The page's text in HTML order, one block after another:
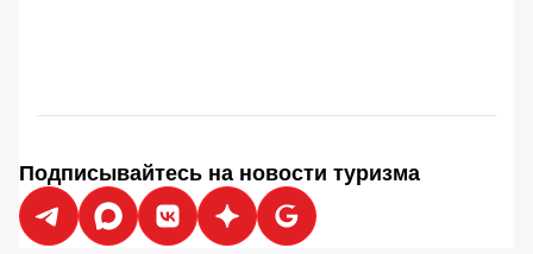
Подписывайтесь на новости туризма